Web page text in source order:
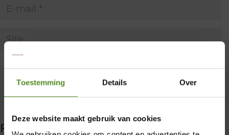
Toestemming Details Over
Deze website maakt gebruik van cookies
Filter producten